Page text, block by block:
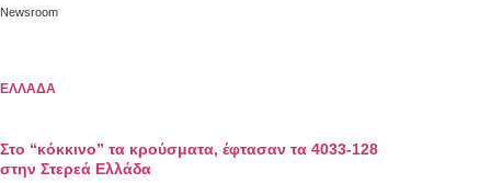
Newsroom
ΕΛΛΑΔΑ
Στο “κόκκινο” τα κρούσματα, έφτασαν τα 4033-128
στην Στερεά Ελλάδα